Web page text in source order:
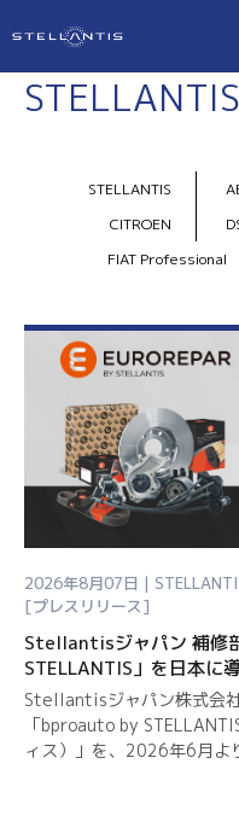
STELLANTIS
CITROEN
FIAT Professional
2026年8月07日 |
[プレスリリース]
Stellantisジャパン 補修
STELLANTIS」を日本に
Stellantisジャパン株式会
「bproauto by
ィス）」を、2026年6月よ